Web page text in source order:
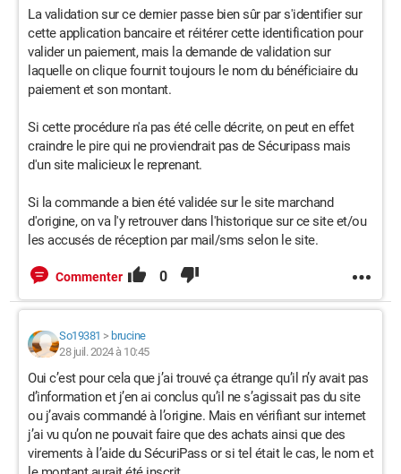
La validation sur ce dernier passe bien sûr par s'identifier sur
cette application bancaire et réitérer cette identification pour
valider un paiement, mais la demande de validation sur
laquelle on clique fournit toujours le nom du bénéficiaire du
paiement et son montant.
Si cette procédure n'a pas été celle décrite, on peut en effet
craindre le pire qui ne proviendrait pas de Sécuripass mais
d'un site malicieux le reprenant.
Si la commande a bien été validée sur le site marchand
d'origine, on va l'y retrouver dans l'historique sur ce site et/ou
les accusés de réception par mail/sms selon le site.
Commenter 0
So19381 > brucine
28 juil. 2024 à 10:45
Oui c’est pour cela que j’ai trouvé ça étrange qu’il n’y avait pas
d’information et j’en ai conclus qu’il ne s’agissait pas du site
ou j’avais commandé à l’origine. Mais en vérifiant sur internet
j’ai vu qu’on ne pouvait faire que des achats ainsi que des
virements à l’aide du SécuriPass or si tel était le cas, le nom et